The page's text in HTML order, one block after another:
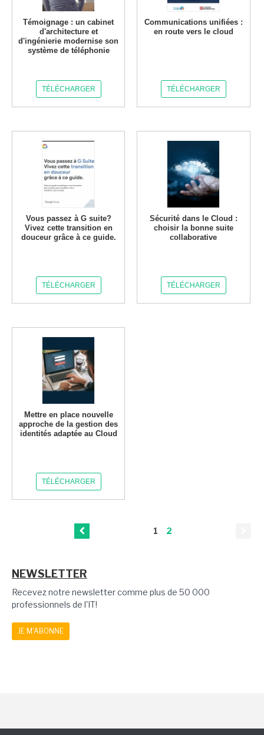
Témoignage : un cabinet
d'architecture et
d'ingénierie modernise son
système de téléphonie
TÉLÉCHARGER
Communications unifiées :
en route vers le cloud
TÉLÉCHARGER
Vous passez à G suite?
Vivez cette transition en
douceur grâce à ce guide.
TÉLÉCHARGER
Sécurité dans le Cloud :
choisir la bonne suite
collaborative
TÉLÉCHARGER
Mettre en place nouvelle
approche de la gestion des
identités adaptée au Cloud
TÉLÉCHARGER
1 2
NEWSLETTER
Recevez notre newsletter comme plus de 50 000
professionnels de l'IT!
JE M'ABONNE